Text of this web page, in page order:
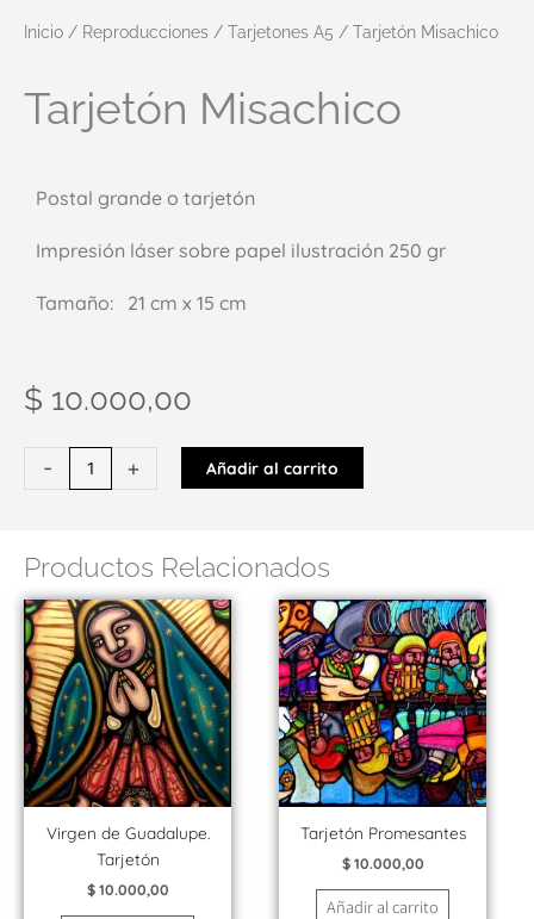
Inicio / Reproducciones / Tarjetones A5 / Tarjetón Misachico
Tarjetón Misachico
Postal grande o tarjetón
Impresión láser sobre papel ilustración 250 gr
Tamaño: 21 cm x 15 cm
$ 10.000,00
-
Misachico
+ Añadir al carrito
Productos Relacionados
Virgen de Guadalupe.
Tarjetón
$10.000,00
Tarjetón Promesantes
$10.000,00
Añadir al carrito